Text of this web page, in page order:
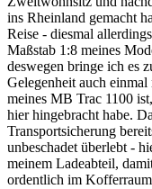
ins Rheinland gemacht
Reise - diesmal
Maßstab 1:8 meines
deswegen bringe ich es
Gelegenheit auch
meines MB Trac 1100
hier hingebracht habe.
Transportsicherung
unbeschadet überlebt -
meinem Ladeabteil,
ordentlich im